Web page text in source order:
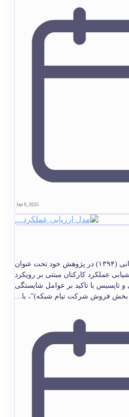
Jan 9, 2025
حیدری دهویی و رشیدی آشتیانی (۱۳۹۴) در پژوهش خود تحت عنوان
عملکرد کارکنان مبتنی بر رویکرد
تاپسیس با تاکید بر عوامل شایستگی
بخش فروش شرکت تیام شبکه)”، با…